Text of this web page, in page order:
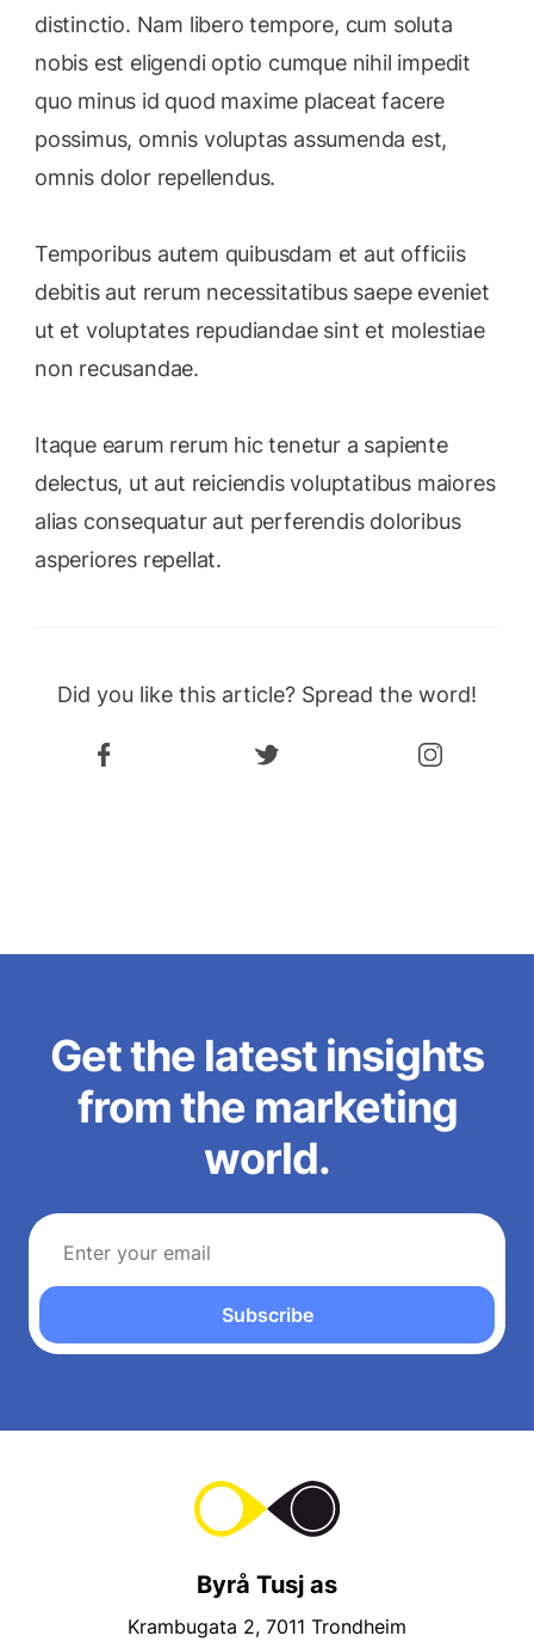
distinctio. Nam libero tempore, cum soluta
nobis est eligendi optio cumque nihil impedit
quo minus id quod maxime placeat facere
possimus, omnis voluptas assumenda est,
omnis dolor repellendus.
Temporibus autem quibusdam et aut officiis
debitis aut rerum necessitatibus saepe eveniet
ut et voluptates repudiandae sint et molestiae
non recusandae.
Itaque earum rerum hic tenetur a sapiente
delectus, ut aut reiciendis voluptatibus maiores
alias consequatur aut perferendis doloribus
asperiores repellat.
Did you like this article? Spread the word!
Get the latest insights
from the marketing
world.
Subscribe
Byrå Tusj as
Krambugata 2, 7011 Trondheim